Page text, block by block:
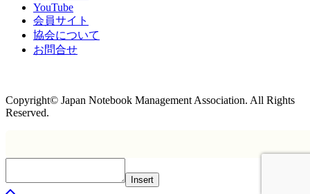
YouTube
会員サイト
協会について
お問合せ
Copyright© Japan Notebook Management Association. All Rights
Reserved.
Insert